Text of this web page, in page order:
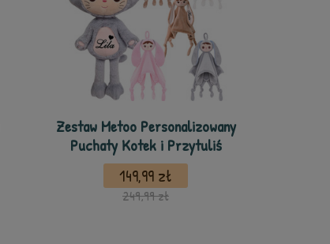
Zestaw Metoo Personalizowany
Puchaty Kotek i Przytuliś
149,99 zł
249,99 zł